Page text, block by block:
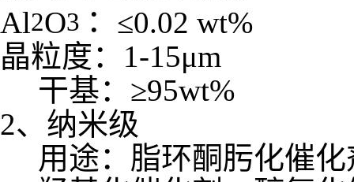
Al2O3 ： ≤0.02 wt%
晶粒度： 1-15μm
干基：≥95wt%
2、纳米级
用途：脂环酮肟化催